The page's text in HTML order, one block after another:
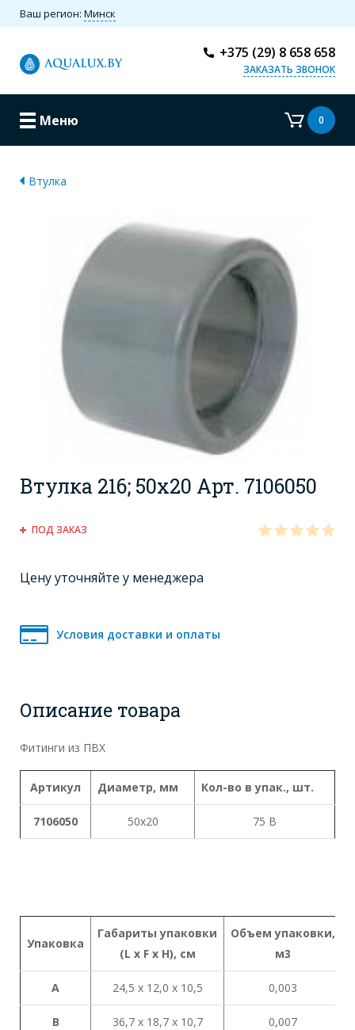
Ваш регион: Минск
+375 (29) 8 658 658
ЗАКАЗАТЬ ЗВОНОК
Меню 0
Втулка
Втулка 216; 50x20 Арт. 7106050
ПОД ЗАКАЗ
Цену уточняйте у менеджера
Условия доставки и оплаты
Описание товара
Фитинги из ПВХ
Артикул Диаметр, мм Кол-во в упак., шт.
7106050 50x20 75 В
Упаковка
Габариты упаковки
(L x F x H), см
Объем упаковки,
м3
A 24,5 х 12,0 х 10,5 0,003
B 36,7 х 18,7 х 10,7 0,007